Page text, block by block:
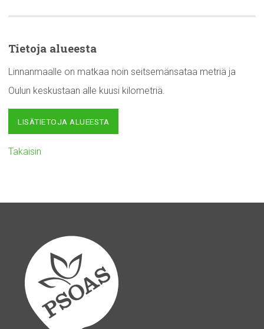
Tietoja alueesta
Linnanmaalle on matkaa noin seitsemänsataa metriä ja
Oulun keskustaan alle kuusi kilometriä.
LISÄTIETOJA ALUEESTA
Takaisin